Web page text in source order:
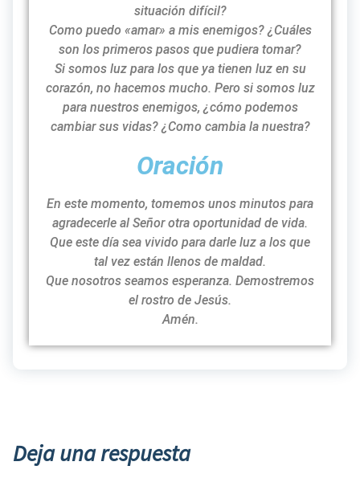
situación difícil?
Como puedo «amar» a mis enemigos? ¿Cuáles
son los primeros pasos que pudiera tomar?
Si somos luz para los que ya tienen luz en su
corazón, no hacemos mucho. Pero si somos luz
para nuestros enemigos, ¿cómo podemos
cambiar sus vidas? ¿Como cambia la nuestra?
Oración
En este momento, tomemos unos minutos para
agradecerle al Señor otra oportunidad de vida.
Que este día sea vivido para darle luz a los que
tal vez están llenos de maldad.
Que nosotros seamos esperanza. Demostremos
el rostro de Jesús.
Amén.
Deja una respuesta